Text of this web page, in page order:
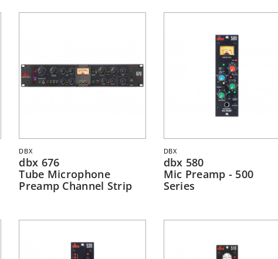
DBX
dbx 676
Tube Microphone
Preamp Channel Strip
DBX
dbx 580
Mic Preamp - 500
Series